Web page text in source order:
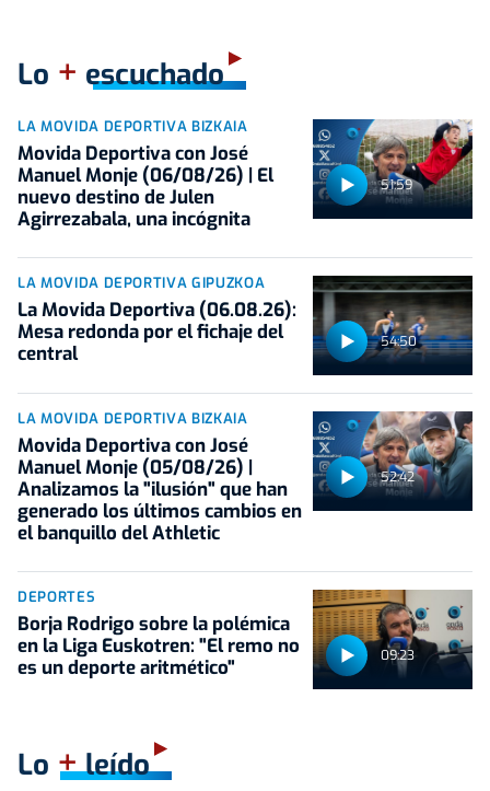
Lo + escuchado
51:59
LA MOVIDA DEPORTIVA BIZKAIA
Movida Deportiva con José
Manuel Monje (06/08/26) | El
nuevo destino de Julen
Agirrezabala, una incógnita
54:50
LA MOVIDA DEPORTIVA GIPUZKOA
La Movida Deportiva (06.08.26):
Mesa redonda por el fichaje del
central
52:42
LA MOVIDA DEPORTIVA BIZKAIA
Movida Deportiva con José
Manuel Monje (05/08/26) |
Analizamos la "ilusión" que han
generado los últimos cambios en
el banquillo del Athletic
09:23
DEPORTES
Borja Rodrigo sobre la polémica
en la Liga Euskotren: "El remo no
es un deporte aritmético"
Lo +leído